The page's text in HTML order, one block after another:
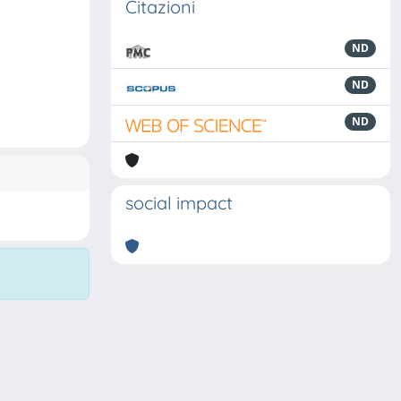
Citazioni
ND
ND
ND
social impact